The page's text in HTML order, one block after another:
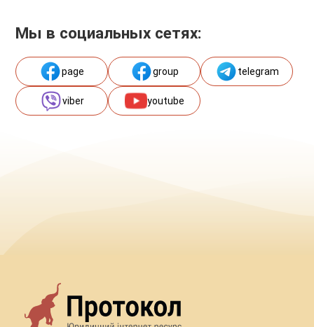
Мы в социальных сетях:
page group telegram
viber youtube